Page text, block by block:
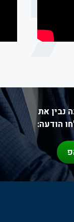
נבין את
הודעה: